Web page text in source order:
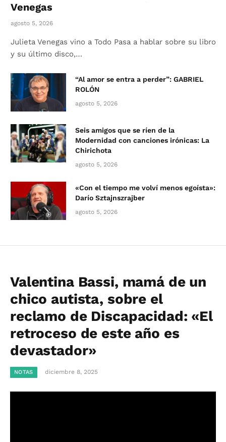
Venegas
agosto 5, 2026
Julieta Venegas vino a Todo Pasa a hablar sobre su libro
y su último disco,…
“Al amor se entra a perder”: GABRIEL
ROLÓN
agosto 5, 2026
Seis amigos que se ríen de la
Modernidad con canciones irónicas: La
Chirichota
agosto 5, 2026
«Con el tiempo me volví menos egoísta»:
Darío Sztajnszrajber
agosto 5, 2026
Valentina Bassi, mamá de un
chico autista, sobre el
reclamo de Discapacidad: «El
retroceso de este año es
devastador»
NOTAS diciembre 8, 2025